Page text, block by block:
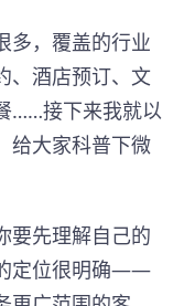
多，覆盖的行业
、酒店预订、文
……接下来我就以
给大家科普下微
要先理解自己的
定位很明确——